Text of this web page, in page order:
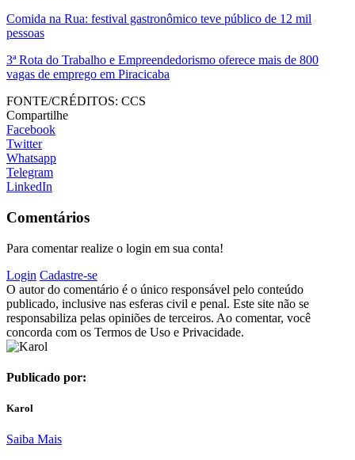
Comida na Rua: festival gastronômico teve público de 12 mil
pessoas
3ª Rota do Trabalho e Empreendedorismo oferece mais de 800
vagas de emprego em Piracicaba
FONTE/CRÉDITOS: CCS
Compartilhe
Facebook
Twitter
Whatsapp
Telegram
LinkedIn
Comentários
Para comentar realize o login em sua conta!
Login Cadastre-se
O autor do comentário é o único responsável pelo conteúdo
publicado, inclusive nas esferas civil e penal. Este site não se
responsabiliza pelas opiniões de terceiros. Ao comentar, você
concorda com os Termos de Uso e Privacidade.
Publicado por:
Karol
Saiba Mais